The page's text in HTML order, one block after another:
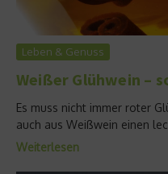
Leben & Genuss
Weißer Glühwein –
Es muss nicht immer roter
auch aus Weißwein einen
Weiterlesen